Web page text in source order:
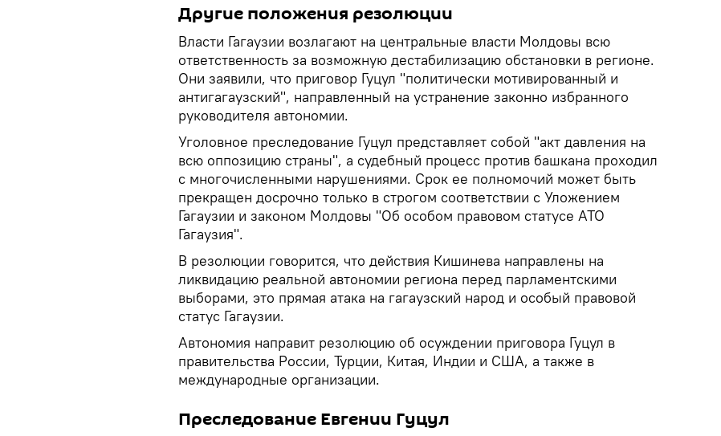
Другие положения резолюции
Власти Гагаузии возлагают на центральные власти Молдовы всю
ответственность за возможную дестабилизацию обстановки в регионе.
Они заявили, что приговор Гуцул "политически мотивированный и
антигагаузский", направленный на устранение законно избранного
руководителя автономии.
Уголовное преследование Гуцул представляет собой "акт давления на
всю оппозицию страны", а судебный процесс против башкана проходил
с многочисленными нарушениями. Срок ее полномочий может быть
прекращен досрочно только в строгом соответствии с Уложением
Гагаузии и законом Молдовы "Об особом правовом статусе АТО
Гагаузия".
В резолюции говорится, что действия Кишинева направлены на
ликвидацию реальной автономии региона перед парламентскими
выборами, это прямая атака на гагаузский народ и особый правовой
статус Гагаузии.
Автономия направит резолюцию об осуждении приговора Гуцул в
правительства России, Турции, Китая, Индии и США, а также в
международные организации.
Преследование Евгении Гуцул